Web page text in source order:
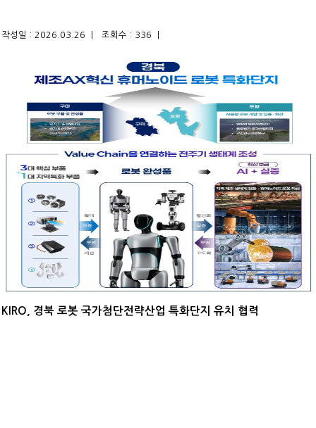
작성일 : 2026.03.26 | 조회수 : 336 |
KIRO, 경북 로봇 국가첨단전략산업 특화단지 유치 협력